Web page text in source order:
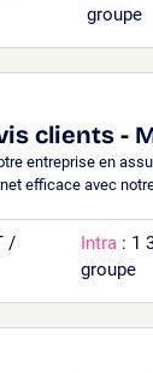
groupe
clients -
entreprise en
efficace avec
/
Intra : 1
groupe